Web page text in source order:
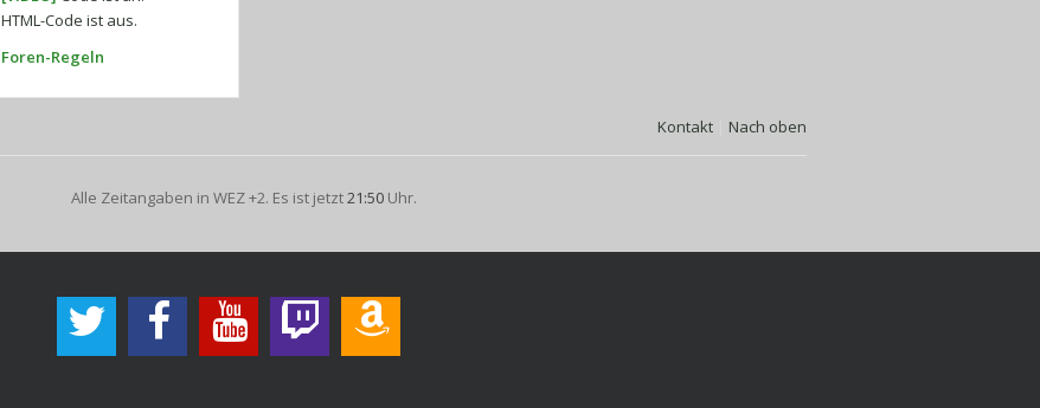
HTML-Code ist aus.
Foren-Regeln
Kontakt Nach oben
Alle Zeitangaben in WEZ +2. Es ist jetzt21:50 Uhr.